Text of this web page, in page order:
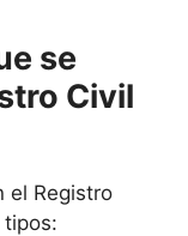
se
Civil
el Registro